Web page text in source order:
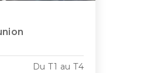
Du T1 au T4